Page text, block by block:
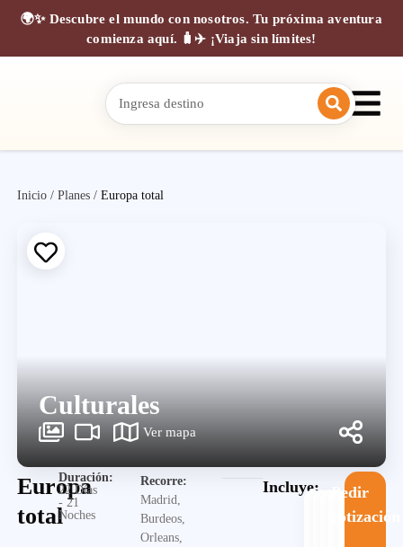
🌍✨ Descubre el mundo con nosotros. Tu próxima aventura
comienza aquí. 🧳✈️ ¡Viaja sin límites!
Inicio /Planes /Europa total
Culturales
Ver mapa
Europa
total
Duración:
22 Días
- 21
Noches
Recorre:
Madrid,
Burdeos,
Orleans,
Incluye:
Pedir
cotización